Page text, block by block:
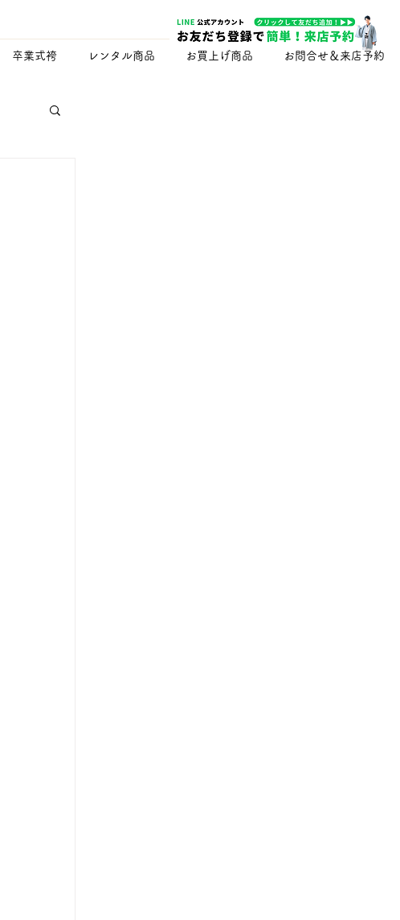
卒業式袴 レンタル商品 お買上げ商品 お問合せ＆来店予約